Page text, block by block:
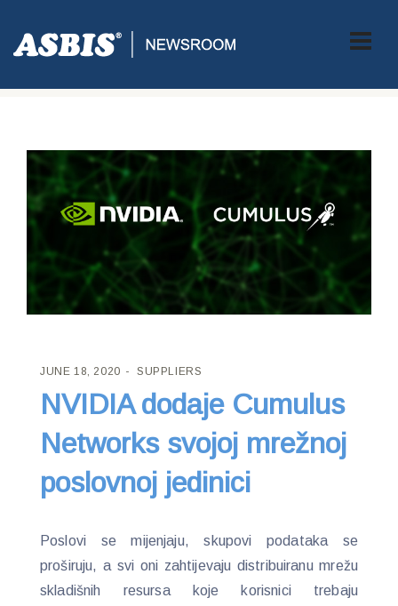
ASBIS CROATIA> SUPPLIERS > NVIDIA DODAJE CUMULUS
NETWORKS SVOJOJ MREŽNOJ POSLOVNOJ JEDINICI
JUNE 18, 2020 SUPPLIERS
NVIDIA dodaje Cumulus
Networks svojoj mrežnoj
poslovnoj jedinici
Poslovi se mijenjaju, skupovi podataka se
proširuju, a svi oni zahtijevaju distribuiranu mrežu
skladišnih resursa koje korisnici trebaju